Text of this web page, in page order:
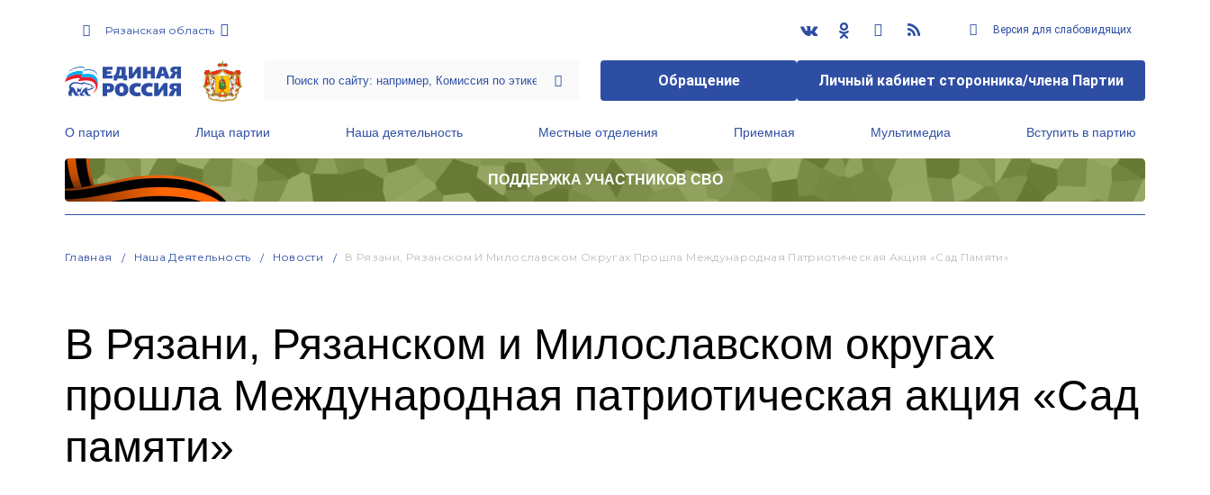
Рязанская область Версия для слабовидящих
Обращение Личный кабинет сторонника/члена Партии
О партии Лица партии Наша деятельность Местные отделения Приемная Мультимедиа Вступить в партию
ПОДДЕРЖКА УЧАСТНИКОВ СВО
Главная Наша Деятельность Новости В Рязани, Рязанском И Милославском Округах Прошла Международная Патриотическая Акция «Сад Памяти»
В Рязани, Рязанском и Милославском округах
прошла Международная патриотическая акция «Сад
памяти»